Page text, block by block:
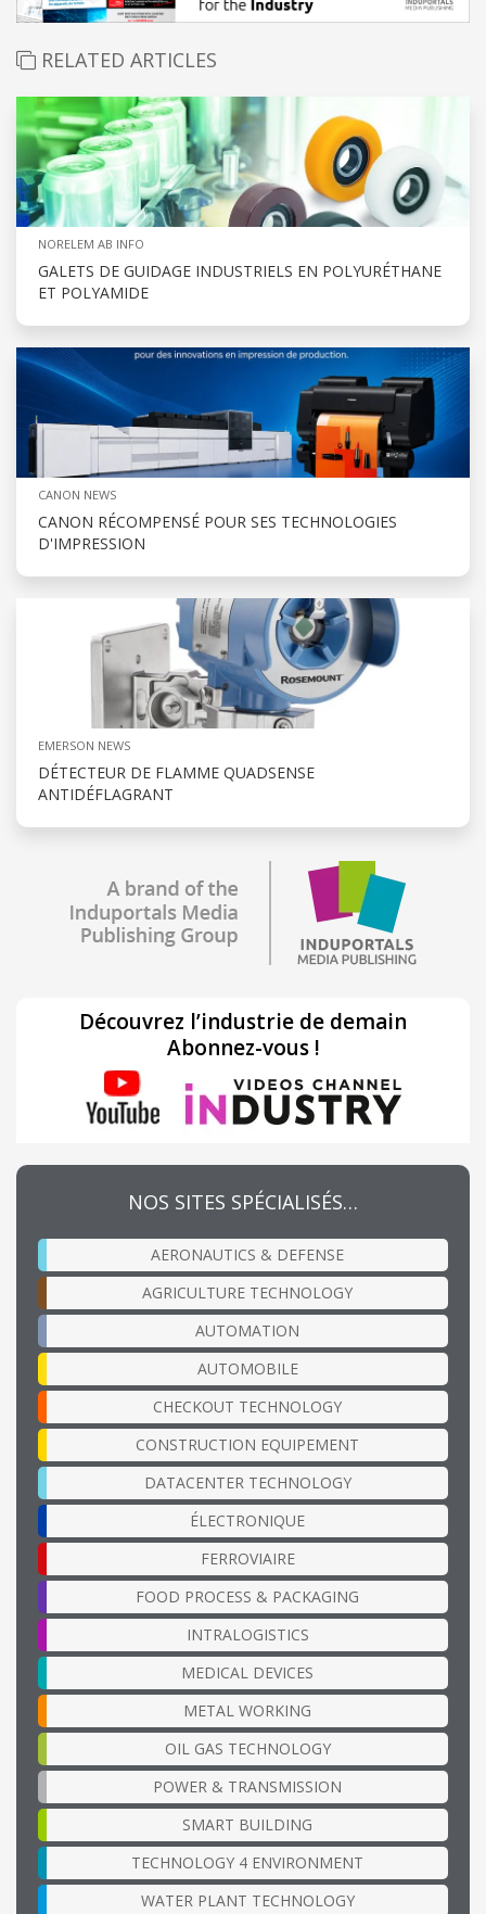
RELATED ARTICLES
NORELEM AB INFO
GALETS DE GUIDAGE INDUSTRIELS EN POLYURÉTHANE
ET POLYAMIDE
CANON NEWS
CANON RÉCOMPENSÉ POUR SES TECHNOLOGIES
D'IMPRESSION
EMERSON NEWS
DÉTECTEUR DE FLAMME QUADSENSE
ANTIDÉFLAGRANT
Découvrez l’industrie de demain
Abonnez-vous !
NOS SITES SPÉCIALISÉS…
AERONAUTICS & DEFENSE
AGRICULTURE TECHNOLOGY
AUTOMATION
AUTOMOBILE
CHECKOUT TECHNOLOGY
CONSTRUCTION EQUIPEMENT
DATACENTER TECHNOLOGY
ÉLECTRONIQUE
FERROVIAIRE
FOOD PROCESS & PACKAGING
INTRALOGISTICS
MEDICAL DEVICES
METAL WORKING
OIL GAS TECHNOLOGY
POWER & TRANSMISSION
SMART BUILDING
TECHNOLOGY 4 ENVIRONMENT
WATER PLANT TECHNOLOGY